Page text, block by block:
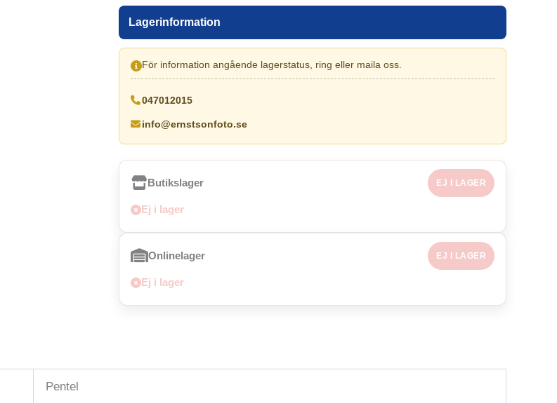
Lagerinformation
För information angående lagerstatus, ring eller maila oss.
047012015
info@ernstsonfoto.se
Butikslager EJ I LAGER
Ej i lager
Onlinelager EJ I LAGER
Ej i lager
Pentel